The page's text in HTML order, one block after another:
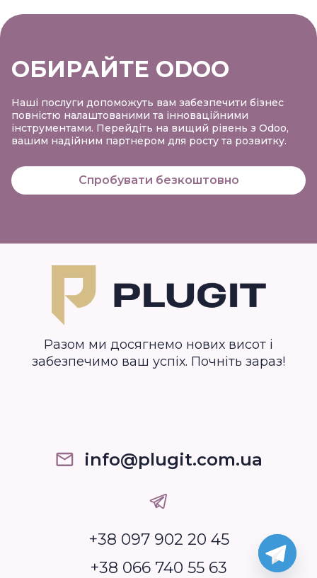
ОБИРАЙТЕ ODOO
Наші послуги допоможуть вам забезпечити бізнес
повністю налаштованими та інноваційними
інструментами. Перейдіть на вищий рівень з Odoo,
вашим надійним партнером для росту та розвитку.
Спробувати безкоштовно
Разом ми досягнемо нових висот і
забезпечимо ваш успіх. Почніть зараз!
info@plugit.com.ua
+38 097 902 20 45
+38 066 740 55 63